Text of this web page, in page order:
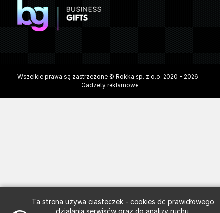
Ta strona używa ciasteczek - cookies do prawidłowego
działania serwisów oraz do analizy ruchu.
Wszelkie prawa są zastrzeżone © Rokka sp. z o.o. 2020 - 2026 -
Gadżety reklamowe